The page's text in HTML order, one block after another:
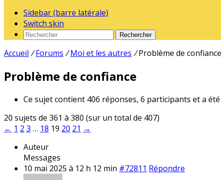
Sidebar (barre latérale)
Switch skin
Rechercher
Accueil / Forums / Moi et les autres / Problème de confiance
Problème de confiance
Ce sujet contient 406 réponses, 6 participants et a
20 sujets de 361 à 380 (sur un total de 407)
← 1 2 3 … 18 19 20 21 →
Auteur
Messages
10 mai 2025 à 12 h 12 min #72811 Répondre